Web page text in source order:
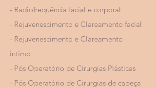
- Radiofrequência facial e corporal
- Rejuvenescimento e Clareamento facial
- Rejuvenescimento e Clareamento
íntimo
- Pós Operatório de Cirurgias Plásticas
- Pós Operatório de Cirurgias de cabeça